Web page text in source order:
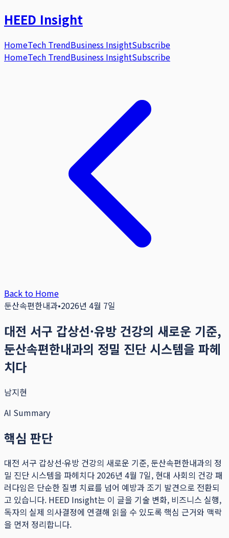
HEED Insight
HomeTech TrendBusiness InsightSubscribe
HomeTech TrendBusiness InsightSubscribe
Back to Home
둔산속편한내과•2026년 4월 7일
대전 서구 갑상선·유방 건강의 새로운 기준,
둔산속편한내과의 정밀 진단 시스템을 파헤
치다
남지현
AI Summary
핵심 판단
대전 서구 갑상선·유방 건강의 새로운 기준, 둔산속편한내과의 정
밀 진단 시스템을 파헤치다 2026년 4월 7일, 현대 사회의 건강 패
러다임은 단순한 질병 치료를 넘어 예방과 조기 발견으로 전환되
고 있습니다. HEED Insight는 이 글을 기술 변화, 비즈니스 실행,
독자의 실제 의사결정에 연결해 읽을 수 있도록 핵심 근거와 맥락
을 먼저 정리합니다.